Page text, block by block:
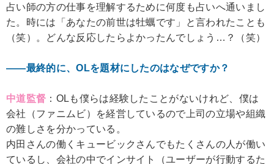
占い師の方の仕事を理解するために何度も占いへ通いまし
た。時には「あなたの前世は牡蠣です」と言われたことも
（笑）。どんな反応したらよかったんでしょう…？（笑）
――最終的に、OLを題材にしたのはなぜですか？
中道監督 ：OLも僕らは経験したことがないけれど、僕は
会社（ファニムビ）を経営しているので上司の立場や組織
の難しさを分かっている。
内田さんの働くキュービックさんでもたくさんの人が働い
ているし、会社の中でインサイト（ユーザーが行動するた